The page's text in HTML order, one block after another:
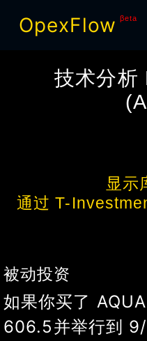
OpexFlow βeta
技术分析
(
显示
通过 T-
被动投资
如果你买了 AQUA
606.5并举行到